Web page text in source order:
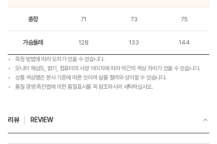
총장 71 73 75
가슴둘레 128 133 144
측정 방법에 따라 오차가 있을 수 있습니다.
모니터 해상도, 밝기, 컴퓨터의 사양 이미지에 따라 약간의 색상 차이가 있을 수 있습니다.
상품 색상명은 본사 기준에 따른 것이며 실물 컬러와 상이할 수 있습니다.
품질 경영 촉진법에 의한 품질표시를 꼭 참조하시어 세탁하십시오.
리뷰 REVIEW